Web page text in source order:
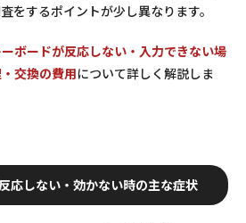
をするポイントが少し異なります。
ボードが反応しない・入力できない場
交換の費用について詳しく解説しま
応しない・効かない時の主な症状